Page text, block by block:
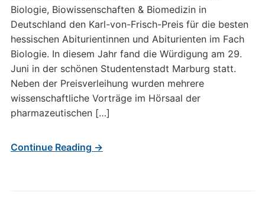
Biologie, Biowissenschaften & Biomedizin in
Deutschland den Karl-von-Frisch-Preis für die besten
hessischen Abiturientinnen und Abiturienten im Fach
Biologie. In diesem Jahr fand die Würdigung am 29.
Juni in der schönen Studentenstadt Marburg statt.
Neben der Preisverleihung wurden mehrere
wissenschaftliche Vorträge im Hörsaal der
pharmazeutischen […]
Continue Reading →